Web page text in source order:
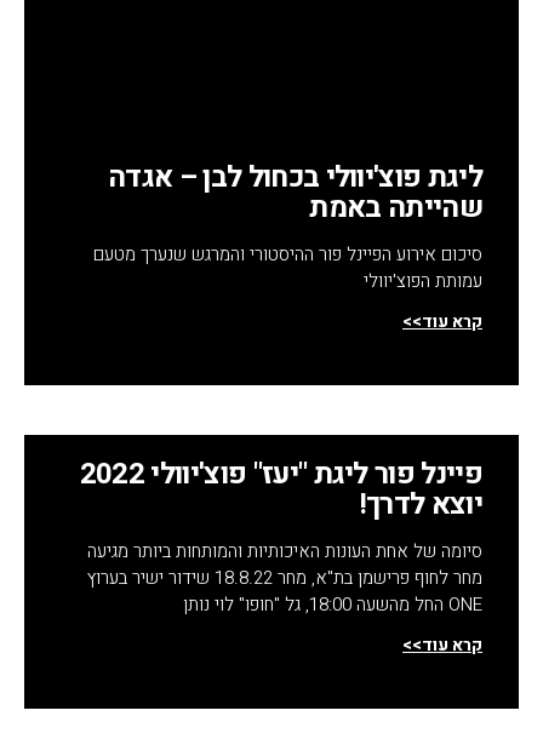
ליגת פוצ'יוולי בכחול לבן – אגדה
שהייתה באמת
סיכום אירוע הפיינל פור ההיסטורי והמרגש שנערך מטעם
עמותת הפוצ'יוולי
קרא עוד>>
פיינל פור ליגת "יעז" פוצ'יוולי 2022
יוצא לדרך!
סיומה של אחת העונות האיכותיות והמותחות ביותר מגיעה
מחר לחוף פרישמן בת"א, מחר 18.8.22 שידור ישיר בערוץ
ONE החל מהשעה 18:00, גל "חופו" לוי נותן
קרא עוד>>